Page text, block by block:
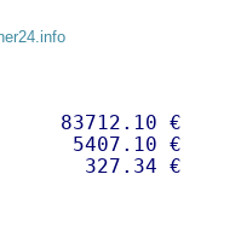
83712.10 €
5407.10 €